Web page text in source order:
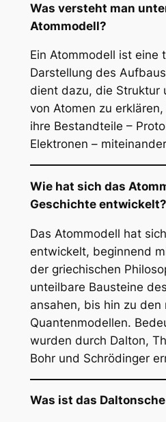
Was versteht man
Atommodell?
Ein Atommodell ist eine
Darstellung des
dient dazu, die Struktur
von Atomen zu
ihre Bestandteile –
Elektronen –
Wie hat sich das
Geschichte entwickelt?
Das Atommodell hat
entwickelt, beginnend
der griechischen
unteilbare Bausteine
ansahen, bis hin zu den
Quantenmodellen.
wurden durch Dalton,
Bohr und Schrödinger
Was ist das